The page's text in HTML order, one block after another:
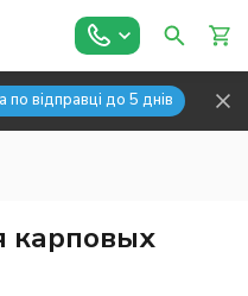
по відправці до 5 днів
карповых